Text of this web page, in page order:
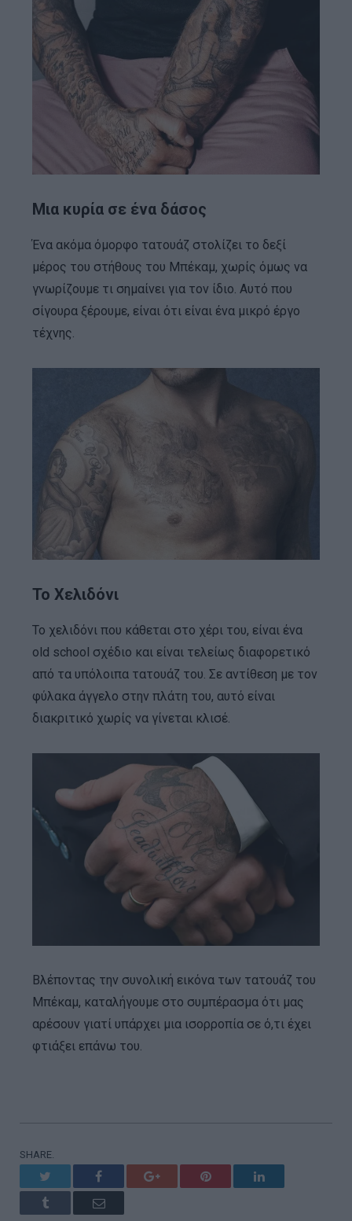
Μια κυρία σε ένα δάσος
Ένα ακόμα όμορφο τατουάζ στολίζει το δεξί
μέρος του στήθους του Μπέκαμ, χωρίς όμως να
γνωρίζουμε τι σημαίνει για τον ίδιο. Αυτό που
σίγουρα ξέρουμε, είναι ότι είναι ένα μικρό έργο
τέχνης.
Το Χελιδόνι
Το χελιδόνι που κάθεται στο χέρι του, είναι ένα
old school σχέδιο και είναι τελείως διαφορετικό
από τα υπόλοιπα τατουάζ του. Σε αντίθεση με τον
φύλακα άγγελο στην πλάτη του, αυτό είναι
διακριτικό χωρίς να γίνεται κλισέ.
Βλέποντας την συνολική εικόνα των τατουάζ του
Μπέκαμ, καταλήγουμε στο συμπέρασμα ότι μας
αρέσουν γιατί υπάρχει μια ισορροπία σε ό,τι έχει
φτιάξει επάνω του.
SHARE.
Facebook Google+ Pinterest LinkedIn
Tumblr Email